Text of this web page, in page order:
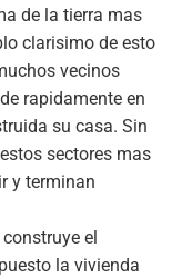
de la tierra mas
clarisimo de esto
vecinos
rapidamente en
su casa. Sin
sectores mas
y terminan
el
la vivienda